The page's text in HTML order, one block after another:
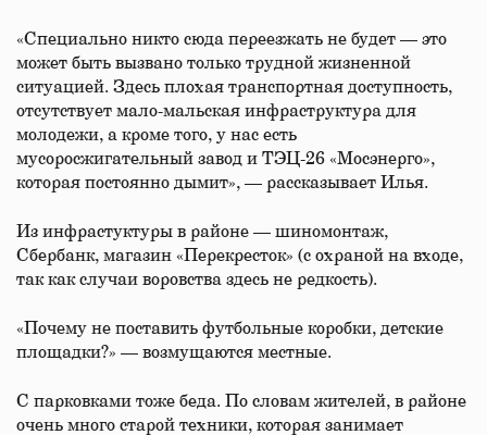
«Специально никто сюда переезжать не будет — это
может быть вызвано только трудной жизненной
ситуацией. Здесь плохая транспортная доступность,
отсутствует мало-мальская инфраструктура для
молодежи, а кроме того, у нас есть
мусоросжигательный завод и ТЭЦ-26 «Мосэнерго»,
которая постоянно дымит», — рассказывает Илья.
Из инфрастуктуры в районе — шиномонтаж,
Сбербанк, магазин «Перекресток» (с охраной на входе,
так как случаи воровства здесь не редкость).
«Почему не поставить футбольные коробки, детские
площадки?» — возмущаются местные.
С парковками тоже беда. По словам жителей, в районе
очень много старой техники, которая занимает